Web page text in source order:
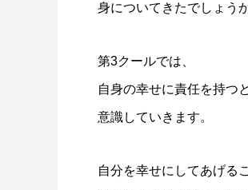
身についてきたでしょうか
第3クールでは、
自身の幸せに責任を持つ
意識していきます。
自分を幸せにしてあげる